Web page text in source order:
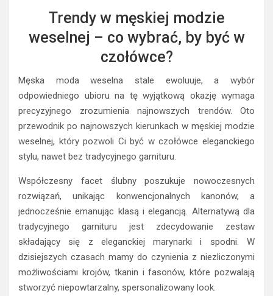
Trendy w męskiej modzie
weselnej – co wybrać, by być w
czołówce?
Męska moda weselna stale ewoluuje, a wybór
odpowiedniego ubioru na tę wyjątkową okazję wymaga
precyzyjnego zrozumienia najnowszych trendów. Oto
przewodnik po najnowszych kierunkach w męskiej modzie
weselnej, który pozwoli Ci być w czołówce eleganckiego
stylu, nawet bez tradycyjnego garnituru.
Współczesny facet ślubny poszukuje nowoczesnych
rozwiązań, unikając konwencjonalnych kanonów, a
jednocześnie emanując klasą i elegancją. Alternatywą dla
tradycyjnego garnituru jest zdecydowanie zestaw
składający się z eleganckiej marynarki i spodni. W
dzisiejszych czasach mamy do czynienia z niezliczonymi
możliwościami krojów, tkanin i fasonów, które pozwalają
stworzyć niepowtarzalny, spersonalizowany look.